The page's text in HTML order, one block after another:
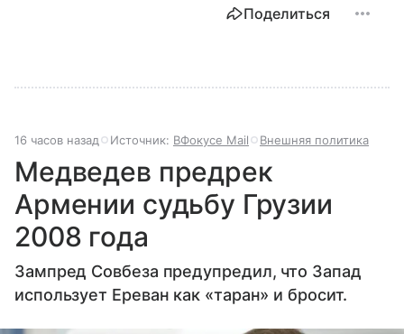
Поделиться
16 часов назад Источник: ВФокусе Mail Внешняя политика
Медведев предрек
Армении судьбу Грузии
2008 года
Зампред Совбеза предупредил, что Запад
использует Ереван как «таран» и бросит.